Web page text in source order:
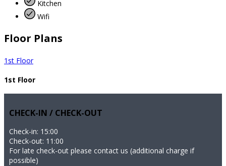
Kitchen
Wifi
Floor Plans
1st Floor
1st Floor
CHECK-IN / CHECK-OUT
Check-in: 15:00
Check-out: 11:00
For late check-out please contact us (additional charge if
possible)